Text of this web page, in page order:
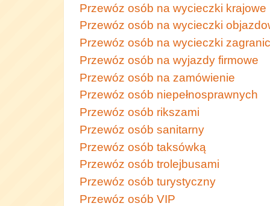
Przewóz osób na wycieczki krajowe
Przewóz osób na wycieczki
Przewóz osób na wycieczki
Przewóz osób na wyjazdy firmowe
Przewóz osób na zamówienie
Przewóz osób niepełnosprawnych
Przewóz osób rikszami
Przewóz osób sanitarny
Przewóz osób taksówką
Przewóz osób trolejbusami
Przewóz osób turystyczny
Przewóz osób VIP